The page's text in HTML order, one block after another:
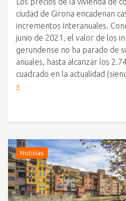
ciudad de Girona encadenan
incrementos interanuales.
junio de 2021, el valor de los
gerundense no ha parado de
anuales, hasta alcanzar los
cuadrado en la actualidad
»
Noticias